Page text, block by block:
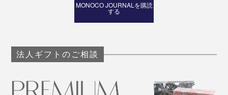
MONOCO JOURNALを購読
する
法人ギフトのご相談